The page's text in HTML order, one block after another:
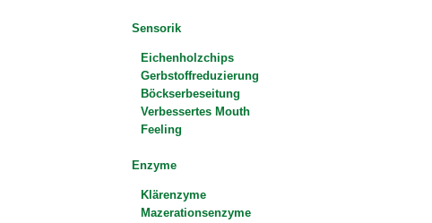
Sensorik
Eichenholzchips
Gerbstoffreduzierung
Böckserbeseitung
Verbessertes Mouth
Feeling
Enzyme
Klärenzyme
Mazerationsenzyme